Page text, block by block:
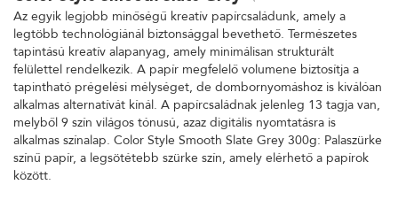
Az egyik legjobb minőségű kreatív papírcsaládunk, amely a
legtöbb technológiánál biztonsággal bevethető. Természetes
tapintású kreatív alapanyag, amely minimálisan strukturált
felülettel rendelkezik. A papír megfelelő volumene biztosítja a
tapintható prégelési mélységet, de dombornyomáshoz is kiválóan
alkalmas alternatívát kínál. A papírcsaládnak jelenleg 13 tagja van,
melyből 9 szín világos tónusú, azaz digitális nyomtatásra is
alkalmas színalap. Color Style Smooth Slate Grey 300g: Palaszürke
színű papír, a legsötétebb szürke szín, amely elérhető a papírok
között.